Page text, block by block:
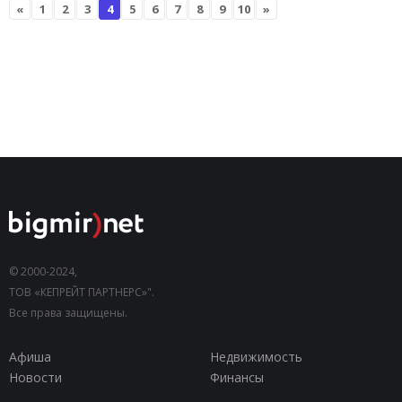
« 1 2 3 4 5 6 7 8 9 10 »
© 2000-2024,
ТОВ «КЕПРЕЙТ ПАРТНЕРС»".
Все права защищены.
Афиша
Недвижимость
Новости
Финансы